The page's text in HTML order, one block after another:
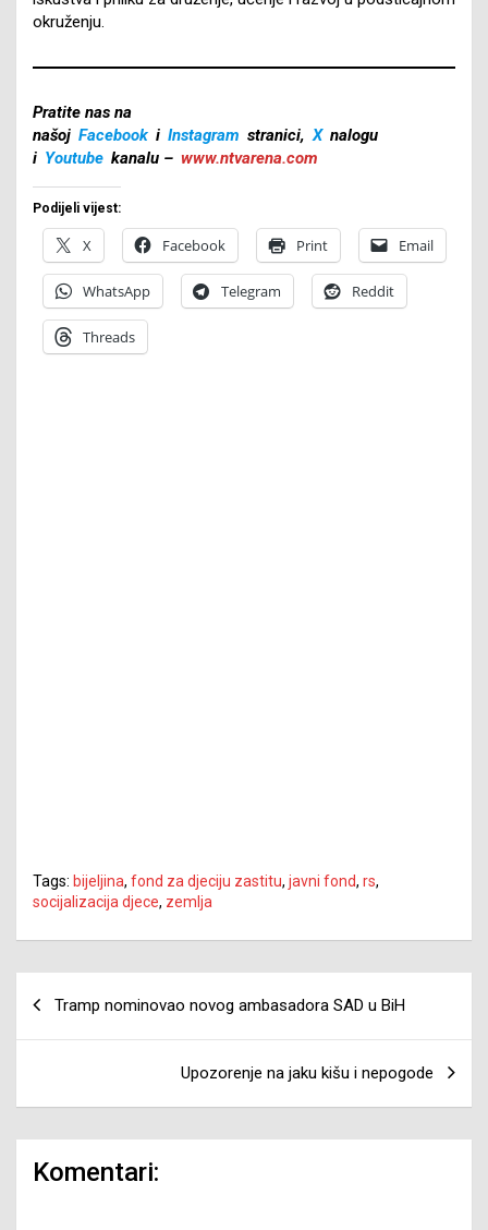
okruženju.
Pratite nas na
našoj Facebook i Instagram stranici, X nalogu
i Youtube kanalu – www.ntvarena.com
Podijeli vijest:
X Facebook Print Email
WhatsApp Telegram Reddit
Threads
Tags: bijeljina, fond za djeciju zastitu, javni fond, rs,
socijalizacija djece, zemlja
članaka
Tramp nominovao novog ambasadora SAD u BiH
Upozorenje na jaku kišu i nepogode
Komentari: